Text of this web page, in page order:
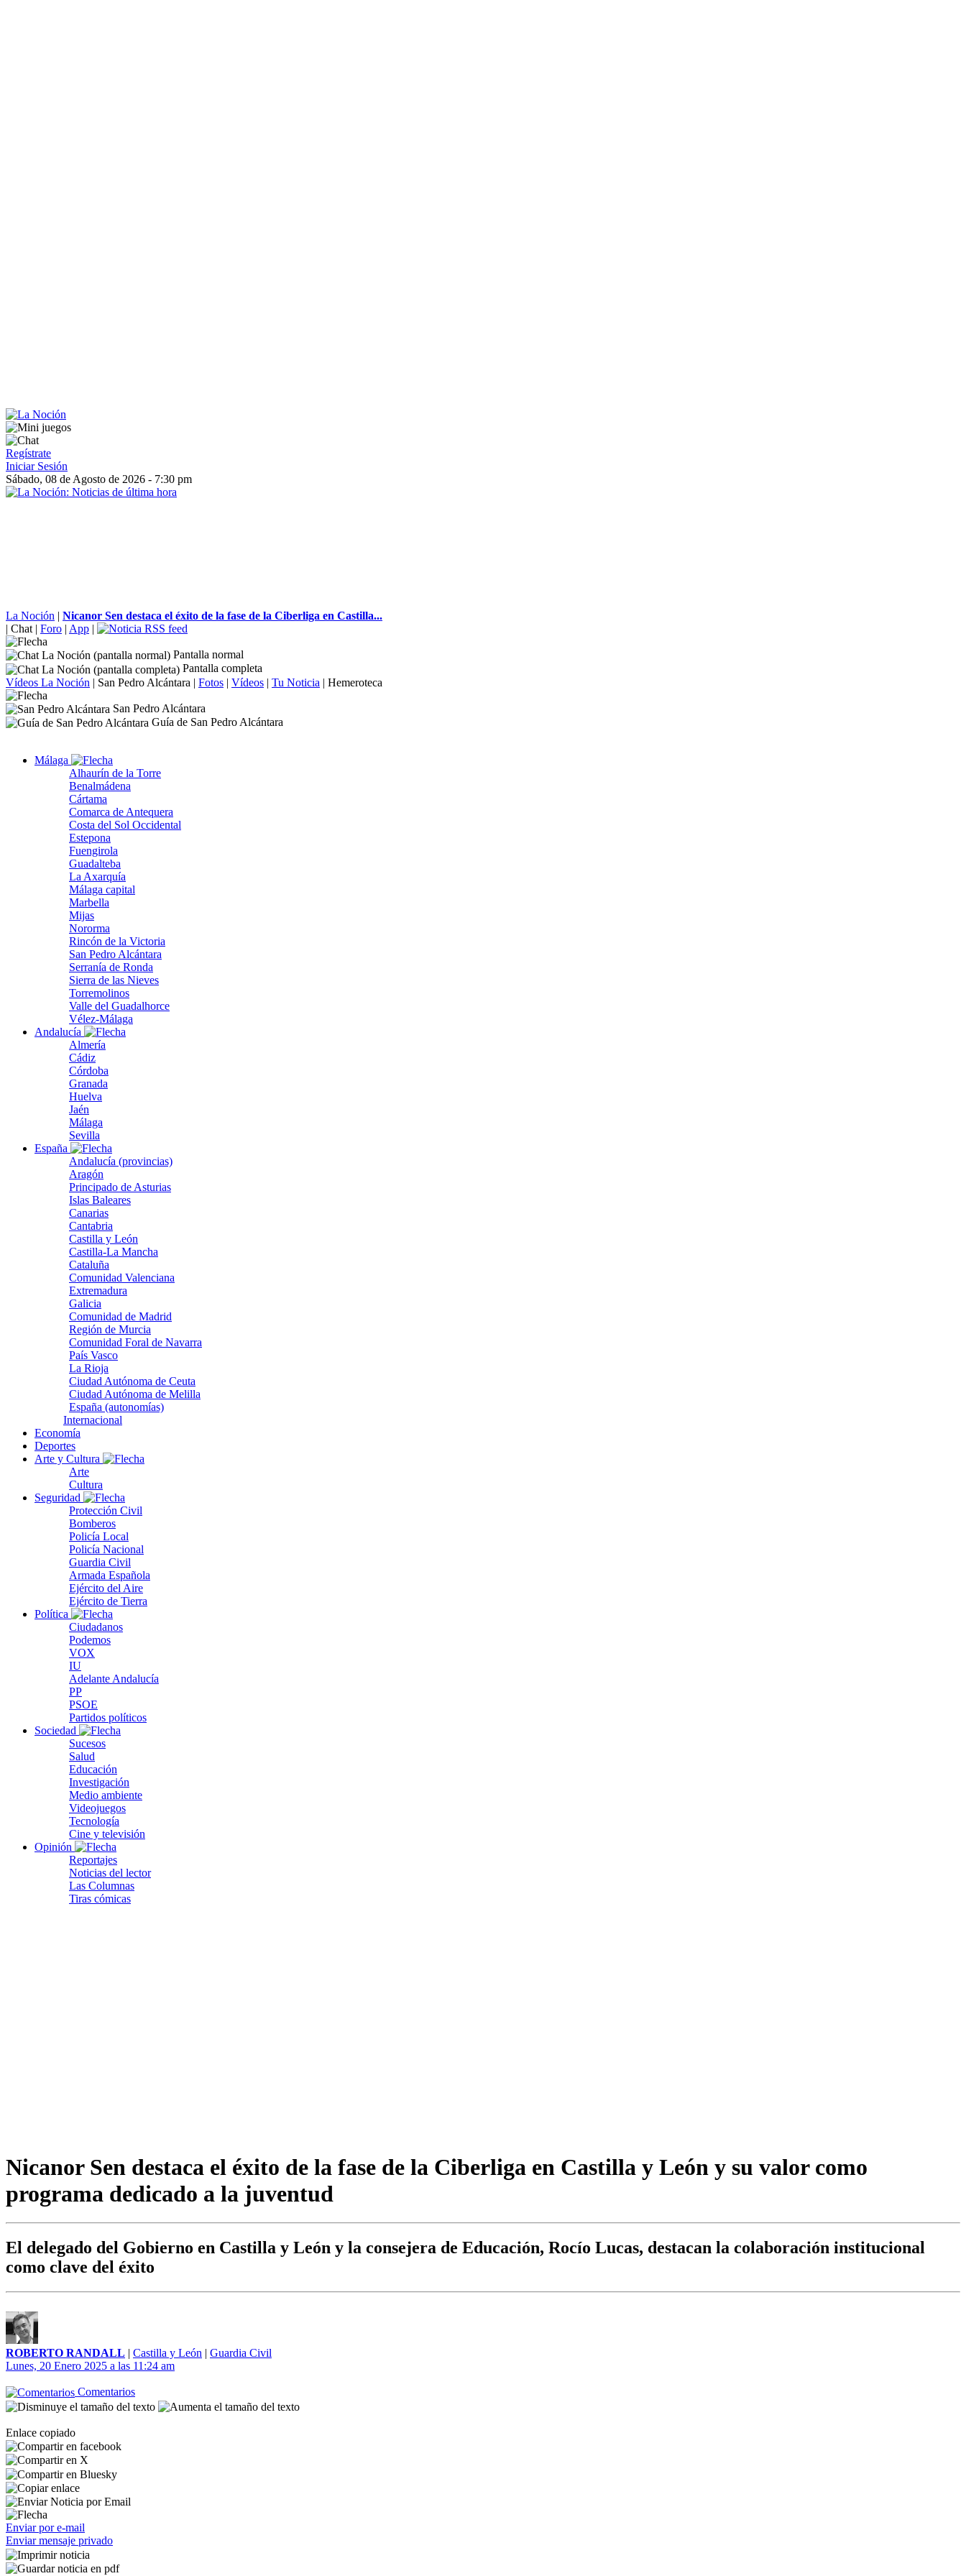
Regístrate
Iniciar Sesión
Sábado, 08 de Agosto de 2026 - 7:30 pm
La Noción | Nicanor Sen destaca el éxito de la fase de la Ciberliga en Castilla...
| Chat | Foro | App |
Pantalla normal
Pantalla completa
Vídeos La Noción | San Pedro Alcántara | Fotos | Vídeos | Tu Noticia | Hemeroteca
San Pedro Alcántara
Guía de San Pedro Alcántara
Málaga
Alhaurín de la Torre
Benalmádena
Cártama
Comarca de Antequera
Costa del Sol Occidental
Estepona
Fuengirola
Guadalteba
La Axarquía
Málaga capital
Marbella
Mijas
Nororma
Rincón de la Victoria
San Pedro Alcántara
Serranía de Ronda
Sierra de las Nieves
Torremolinos
Valle del Guadalhorce
Vélez-Málaga
Andalucía
Almería
Cádiz
Córdoba
Granada
Huelva
Jaén
Málaga
Sevilla
España
Andalucía (provincias)
Aragón
Principado de Asturias
Islas Baleares
Canarias
Cantabria
Castilla y León
Castilla-La Mancha
Cataluña
Comunidad Valenciana
Extremadura
Galicia
Comunidad de Madrid
Región de Murcia
Comunidad Foral de Navarra
País Vasco
La Rioja
Ciudad Autónoma de Ceuta
Ciudad Autónoma de Melilla
España (autonomías)
Internacional
Economía
Deportes
Arte y Cultura
Arte
Cultura
Seguridad
Protección Civil
Bomberos
Policía Local
Policía Nacional
Guardia Civil
Armada Española
Ejército del Aire
Ejército de Tierra
Política
Ciudadanos
Podemos
VOX
IU
Adelante Andalucía
PP
PSOE
Partidos políticos
Sociedad
Sucesos
Salud
Educación
Investigación
Medio ambiente
Videojuegos
Tecnología
Cine y televisión
Opinión
Reportajes
Noticias del lector
Las Columnas
Tiras cómicas
Nicanor Sen destaca el éxito de la fase de la Ciberliga en Castilla y León y su valor como
programa dedicado a la juventud
El delegado del Gobierno en Castilla y León y la consejera de Educación, Rocío Lucas, destacan la colaboración institucional
como clave del éxito
ROBERTO RANDALL | Castilla y León | Guardia Civil
Lunes, 20 Enero 2025 a las 11:24 am
Comentarios
Enlace copiado
Enviar por e-mail
Enviar mensaje privado